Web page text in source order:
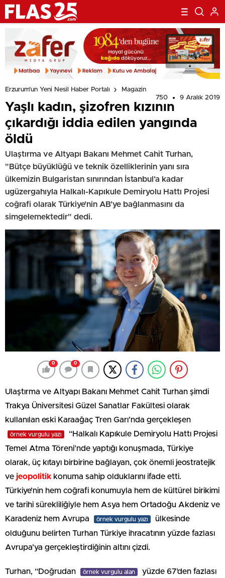
Erzurum'un Yeni Nesil Haber Portalı
Magazin
750
9 Aralık 2019
Yaşlı kadın, şizofren kızının
çıkardığı iddia edilen yangında
öldü
Ulaştırma ve Altyapı Bakanı Mehmet Cahit Turhan,
"Bütçe büyüklüğü ve teknik özelliklerinin yanı sıra
ülkemizin Bulgaristan sınırından İstanbul'a kadar
ugüzergahıyla Halkalı-Kapıkule Demiryolu Hattı Projesi
coğrafi olarak Türkiye’nin AB’ye bağlanmasını da
simgelemektedir" dedi.
0 0
Ulaştırma ve Altyapı Bakanı Mehmet Cahit Turhan şimdi
Trakya Üniversitesi Güzel Sanatlar Fakültesi olarak
kullanılan eski Karaağaç Tren Garı’nda gerçekleşen
örnek vurgulu yazı
“Halkalı Kapıkule Demiryolu Hattı Projesi
Temel Atma Töreni’nde yaptığı konuşmada, Türkiye
olarak, üç kıtayı birbirine bağlayan, çok önemli jeostratejik
ve jeopolitik konuma sahip olduklarını ifade etti.
Türkiye’nin hem coğrafi konumuyla hem de kültürel birikimi
ve tarihi sürekliliğiyle hem Asya hem Ortadoğu Akdeniz ve
Karadeniz hem Avrupa
örnek vurgulu yazı
ülkesinde
olduğunu belirten Turhan Türkiye ihracatının yüzde fazlası
Avrupa’ya gerçekleştirdiğinin altını çizdi.
Turhan, “Doğrudan örnek vurgulu alan
yüzde 67’den fazlası